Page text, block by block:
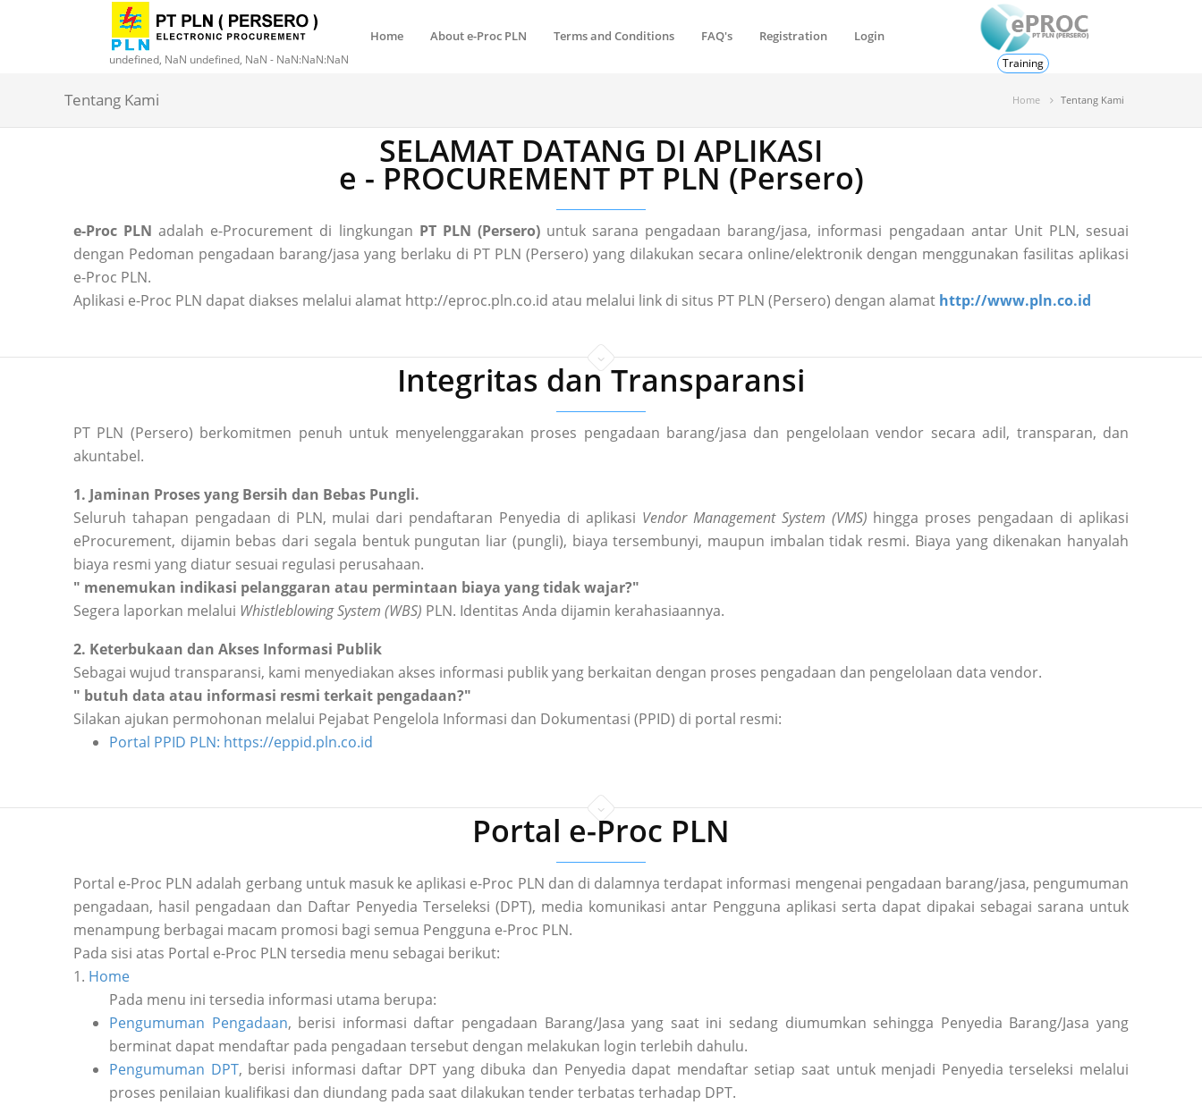
undefined, NaN undefined, NaN - NaN:NaN:NaN Training
Home About e-Proc PLN Terms and Conditions FAQ's Registration Login
Tentang Kami Home Tentang Kami
SELAMAT DATANG DI APLIKASI
e - PROCUREMENT PT PLN (Persero)
e-Proc PLN adalah e-Procurement di lingkungan PT PLN (Persero)untuk sarana pengadaan barang/jasa, informasi pengadaan antar Unit PLN, sesuai
dengan Pedoman pengadaan barang/jasa yang berlaku di PT PLN (Persero) yang dilakukan secara online/elektronik dengan menggunakan fasilitas aplikasi
e-Proc PLN.
Aplikasi e-Proc PLN dapat diakses melalui alamat http://eproc.pln.co.id atau melalui link di situs PT PLN (Persero) dengan alamat http://www.pln.co.id
Integritas dan Transparansi
PT PLN (Persero) berkomitmen penuh untuk menyelenggarakan proses pengadaan barang/jasa dan pengelolaan vendor secara adil, transparan, dan
akuntabel.
1. Jaminan Proses yang Bersih dan Bebas Pungli.
Seluruh tahapan pengadaan di PLN, mulai dari pendaftaran Penyedia di aplikasi Vendor Management System (VMS) hingga proses pengadaan di aplikasi
eProcurement, dijamin bebas dari segala bentuk pungutan liar (pungli), biaya tersembunyi, maupun imbalan tidak resmi. Biaya yang dikenakan hanyalah
biaya resmi yang diatur sesuai regulasi perusahaan.
" menemukan indikasi pelanggaran atau permintaan biaya yang tidak wajar?"
Segera laporkan melalui Whistleblowing System (WBS) PLN. Identitas Anda dijamin kerahasiaannya.
2. Keterbukaan dan Akses Informasi Publik
Sebagai wujud transparansi, kami menyediakan akses informasi publik yang berkaitan dengan proses pengadaan dan pengelolaan data vendor.
" butuh data atau informasi resmi terkait pengadaan?"
Silakan ajukan permohonan melalui Pejabat Pengelola Informasi dan Dokumentasi (PPID) di portal resmi:
Portal PPID PLN: https://eppid.pln.co.id
Portal e-Proc PLN
Portal e-Proc PLN adalah gerbang untuk masuk ke aplikasi e-Proc PLN dan di dalamnya terdapat informasi mengenai pengadaan barang/jasa, pengumuman
pengadaan, hasil pengadaan dan Daftar Penyedia Terseleksi (DPT), media komunikasi antar Pengguna aplikasi serta dapat dipakai sebagai sarana untuk
menampung berbagai macam promosi bagi semua Pengguna e-Proc PLN.
Pada sisi atas Portal e-Proc PLN tersedia menu sebagai berikut:
1. Home
Pada menu ini tersedia informasi utama berupa:
Pengumuman Pengadaan, berisi informasi daftar pengadaan Barang/Jasa yang saat ini sedang diumumkan sehingga Penyedia Barang/Jasa yang
berminat dapat mendaftar pada pengadaan tersebut dengan melakukan login terlebih dahulu.
Pengumuman DPT, berisi informasi daftar DPT yang dibuka dan Penyedia dapat mendaftar setiap saat untuk menjadi Penyedia terseleksi melalui
proses penilaian kualifikasi dan diundang pada saat dilakukan tender terbatas terhadap DPT.